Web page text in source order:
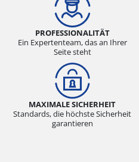
PROFESSIONALITÄT
Ein Expertenteam, das an Ihrer
Seite steht
MAXIMALE SICHERHEIT
Standards, die höchste Sicherheit
garantieren